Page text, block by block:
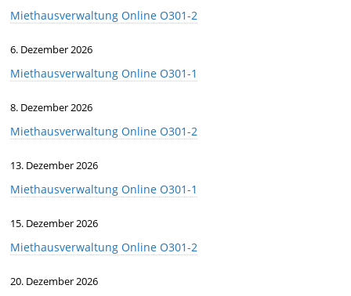
Miethausverwaltung Online O301-2
6. Dezember 2026
Miethausverwaltung Online O301-1
8. Dezember 2026
Miethausverwaltung Online O301-2
13. Dezember 2026
Miethausverwaltung Online O301-1
15. Dezember 2026
Miethausverwaltung Online O301-2
20. Dezember 2026